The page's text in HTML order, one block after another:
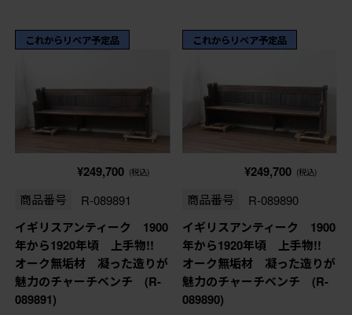
これからリペア予定品
¥249,700 (税込)
商品番号 R-089891
イギリスアンティーク 1900
年から1920年頃 上手物!!
オーク無垢材 凝った造りが
魅力のチャーチベンチ (R-
089891)
これからリペア予定品
¥249,700 (税込)
商品番号 R-089890
イギリスアンティーク 1900
年から1920年頃 上手物!!
オーク無垢材 凝った造りが
魅力のチャーチベンチ (R-
089890)